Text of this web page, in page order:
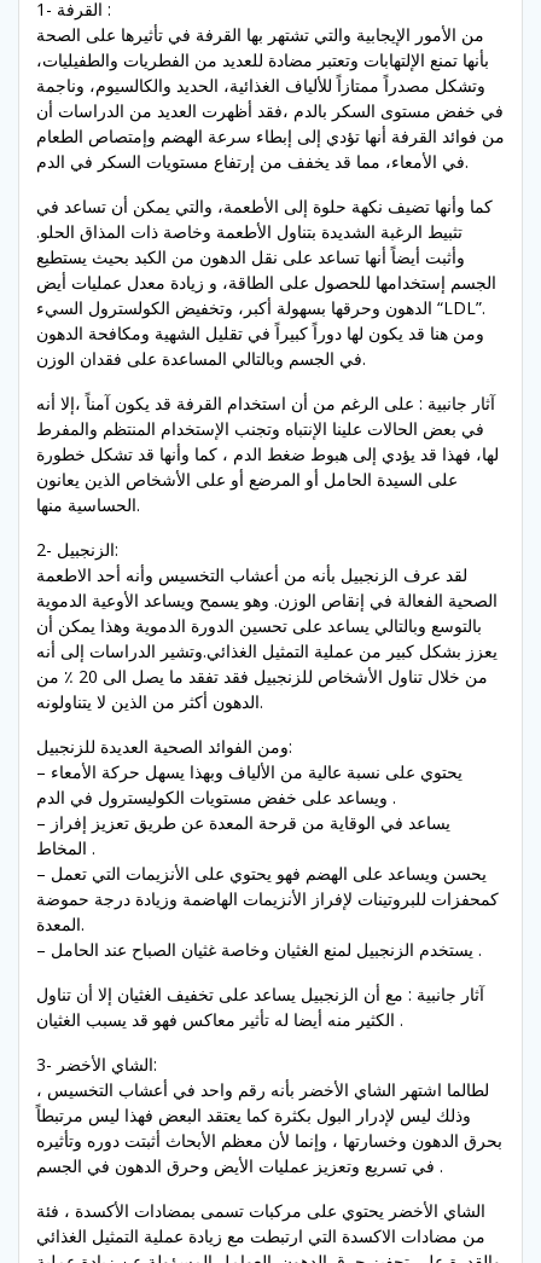
1- القرفة :
من الأمور الإيجابية والتي تشتهر بها القرفة في تأثيرها على الصحة
بأنها تمنع الإلتهابات وتعتبر مضادة للعديد من الفطريات والطفيليات،
وتشكل مصدراً ممتازاً للألياف الغذائية، الحديد والكالسيوم، وناجمة
في خفض مستوى السكر بالدم ،فقد أظهرت العديد من الدراسات أن
من فوائد القرفة أنها تؤدي إلى إبطاء سرعة الهضم وإمتصاص الطعام
في الأمعاء، مما قد يخفف من إرتفاع مستويات السكر في الدم.
كما وأنها تضيف نكهة حلوة إلى الأطعمة، والتي يمكن أن تساعد في
تثبيط الرغبة الشديدة بتناول الأطعمة وخاصة ذات المذاق الحلو.
وأثبت أيضاً أنها تساعد على نقل الدهون من الكبد بحيث يستطيع
الجسم إستخدامها للحصول على الطاقة، و زيادة معدل عمليات أيض
الدهون وحرقها بسهولة أكبر، وتخفيض الكولسترول السيء “LDL”.
ومن هنا قد يكون لها دوراً كبيراً في تقليل الشهية ومكافحة الدهون
في الجسم وبالتالي المساعدة على فقدان الوزن.
آثار جانبية : على الرغم من أن استخدام القرفة قد يكون آمناً ،إلا أنه
في بعض الحالات علينا الإنتباه وتجنب الإستخدام المنتظم والمفرط
لها، فهذا قد يؤدي إلى هبوط ضغط الدم ، كما وأنها قد تشكل خطورة
على السيدة الحامل أو المرضع أو على الأشخاص الذين يعانون
الحساسية منها.
2- الزنجبيل:
لقد عرف الزنجبيل بأنه من أعشاب التخسيس وأنه أحد الاطعمة
الصحية الفعالة في إنقاص الوزن. وهو يسمح ويساعد الأوعية الدموية
بالتوسع وبالتالي يساعد على تحسين الدورة الدموية وهذا يمكن أن
يعزز بشكل كبير من عملية التمثيل الغذائي.وتشير الدراسات إلى أنه
من خلال تناول الأشخاص للزنجبيل فقد تفقد ما يصل الى 20 ٪ من
الدهون أكثر من الذين لا يتناولونه.
ومن الفوائد الصحية العديدة للزنجبيل:
– يحتوي على نسبة عالية من الألياف وبهذا يسهل حركة الأمعاء
ويساعد على خفض مستويات الكوليسترول في الدم .
– يساعد في الوقاية من قرحة المعدة عن طريق تعزيز إفراز
المخاط .
– يحسن ويساعد على الهضم فهو يحتوي على الأنزيمات التي تعمل
كمحفزات للبروتينات لإفراز الأنزيمات الهاضمة وزيادة درجة حموضة
المعدة.
– يستخدم الزنجبيل لمنع الغثيان وخاصة غثيان الصباح عند الحامل .
آثار جانبية : مع أن الزنجبيل يساعد على تخفيف الغثيان إلا أن تناول
الكثير منه أيضا له تأثير معاكس فهو قد يسبب الغثيان .
3- الشاي الأخضر:
لطالما اشتهر الشاي الأخضر بأنه رقم واحد في أعشاب التخسيس ،
وذلك ليس لإدرار البول بكثرة كما يعتقد البعض فهذا ليس مرتبطاً
بحرق الدهون وخسارتها ، وإنما لأن معظم الأبحاث أثبتت دوره وتأثيره
في تسريع وتعزيز عمليات الأيض وحرق الدهون في الجسم .
الشاي الأخضر يحتوي على مركبات تسمى بمضادات الأكسدة ، فئة
من مضادات الاكسدة التي ارتبطت مع زيادة عملية التمثيل الغذائي